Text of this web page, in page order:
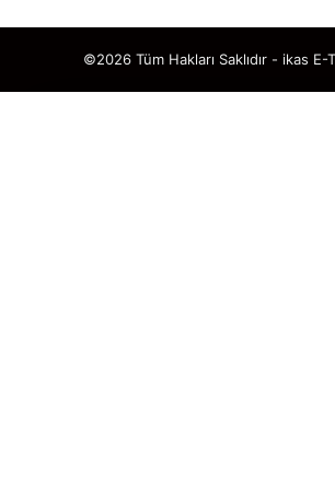
©2026 Tüm Hakları Saklıdır - ikas E-